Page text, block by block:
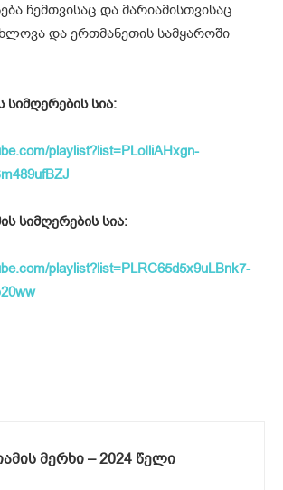
ჩემთვისაც და მარიამისთვისაც.
და ერთმანეთის სამყაროში
სია:
playlist?list=PLoIliAHxgn-
სიმღერების სია:
playlist?list=PLRC65d5x9uLBnk7-
მერხი – 2024 წელი